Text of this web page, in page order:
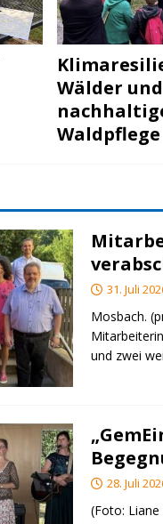
Wälder und
Waldpflege
31. Juli
Mosbach.
und zwei
28. Juli
(Foto: